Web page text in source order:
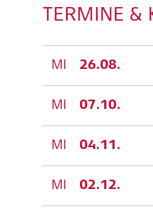
TERMINE &
MI 26.08.
MI 07.10.
MI 04.11.
MI 02.12.